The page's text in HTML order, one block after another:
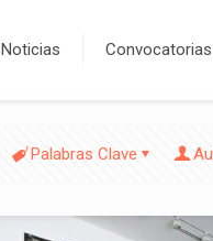
Noticias Convocatorias
Palabras Clave